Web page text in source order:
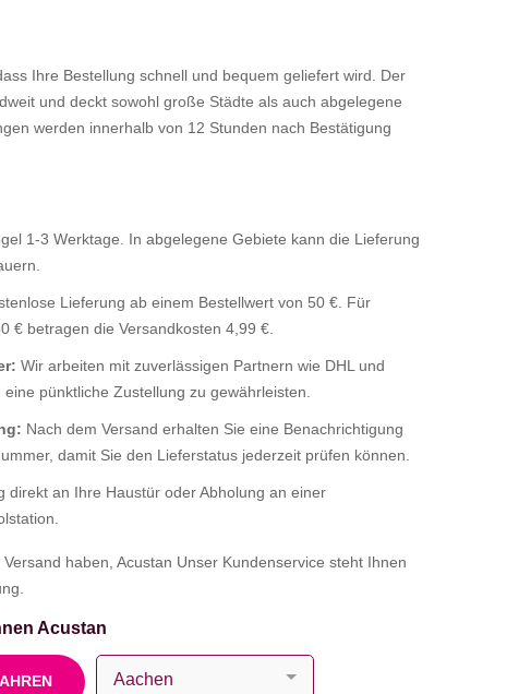
Ihre Bestellung schnell und bequem geliefert wird. Der
und deckt sowohl große Städte als auch abgelegene
werden innerhalb von 12 Stunden nach Bestätigung
1-3 Werktage. In abgelegene Gebiete kann die Lieferung
Lieferung ab einem Bestellwert von 50 €. Für
€ betragen die Versandkosten 4,99 €.
Wir arbeiten mit zuverlässigen Partnern wie DHL und
eine pünktliche Zustellung zu gewährleisten.
Nach dem Versand erhalten Sie eine Benachrichtigung
damit Sie den Lieferstatus jederzeit prüfen können.
direkt an Ihre Haustür oder Abholung an einer
haben, Acustan Unser Kundenservice steht Ihnen
Acustan